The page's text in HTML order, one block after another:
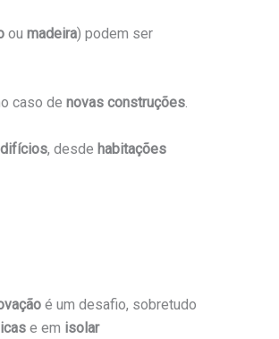
ou madeira) podem ser
caso de novas construções.
, desde habitações
é um desafio, sobretudo
e em isolar